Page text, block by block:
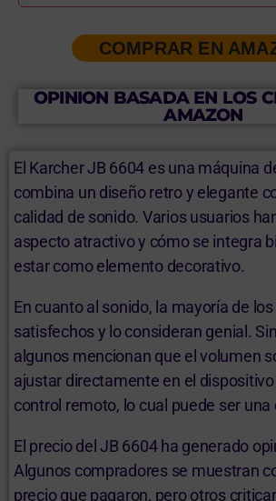
COMPRAR EN
OPINION BASADA EN LOS
AMAZON
El Karcher JB 6604 es una máquina
combina un diseño retro y elegante
calidad de sonido. Varios usuarios
aspecto atractivo y cómo se integra
estar como elemento decorativo.
En cuanto al sonido, la mayoría de
satisfechos y lo consideran genial.
algunos mencionan que el volumen
ajustar directamente en el dispositivo
control remoto, lo cual puede ser una
El precio del JB 6604 ha generado
Algunos compradores se muestran
precio que pagaron, pero otros